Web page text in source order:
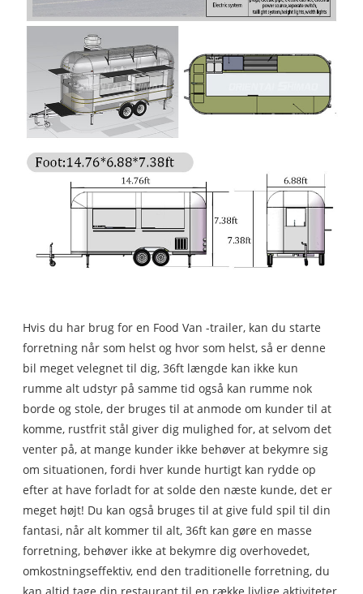
Hvis du har brug for en Food Van -trailer, kan du starte
forretning når som helst og hvor som helst, så er denne
bil meget velegnet til dig, 36ft længde kan ikke kun
rumme alt udstyr på samme tid også kan rumme nok
borde og stole, der bruges til at anmode om kunder til at
komme, rustfrit stål giver dig mulighed for, at selvom det
venter på, at mange kunder ikke behøver at bekymre sig
om situationen, fordi hver kunde hurtigt kan rydde op
efter at have forladt for at solde den næste kunde, det er
meget højt! Du kan også bruges til at give fuld spil til din
fantasi, når alt kommer til alt, 36ft kan gøre en masse
forretning, behøver ikke at bekymre dig overhovedet,
omkostningseffektiv, end den traditionelle forretning, du